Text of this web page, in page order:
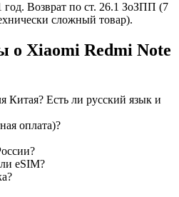
год. Возврат по ст. 26.1 ЗоЗПП (7
сложный товар).
о Xiaomi Redmi Note
Китая? Есть ли русский язык и
оплата)?
eSIM?